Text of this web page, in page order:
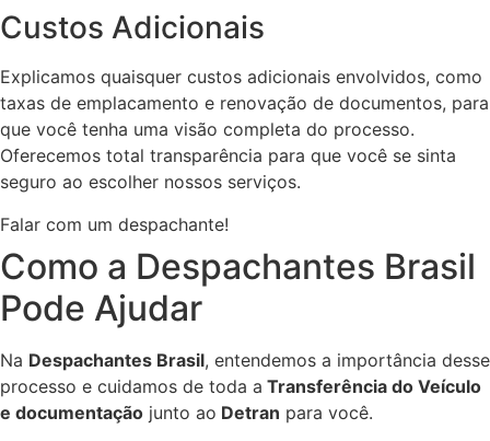
Custos Adicionais
Explicamos quaisquer custos adicionais envolvidos, como
taxas de emplacamento e renovação de documentos, para
que você tenha uma visão completa do processo.
Oferecemos total transparência para que você se sinta
seguro ao escolher nossos serviços.
Falar com um despachante!
Como a Despachantes Brasil
Pode Ajudar
Na Despachantes Brasil, entendemos a importância desse
processo e cuidamos de toda a Transferência do Veículo
e documentação junto ao Detran para você.